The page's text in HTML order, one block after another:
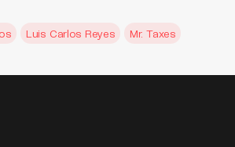
Luis Carlos Reyes Mr. Taxes